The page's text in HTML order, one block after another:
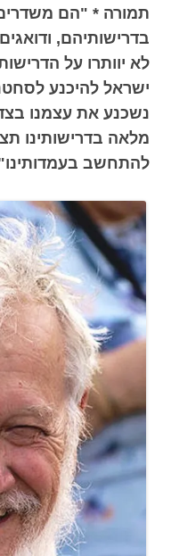
תמורה * "הם משדרים
בדרישותיהם,
לא יוותרו על
ישראל להיכנע
נשכנע את עצמנו
מלאה בדרישותינו
להתחשב